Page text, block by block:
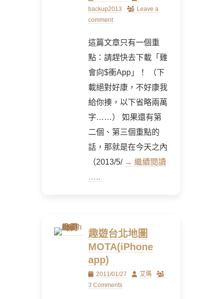
on
backup2013
Leave a
comment
這篇文章只有一個重
點：請趕快去下載「雞
會向$衝App」！ （下
載絕對好康，不好康我
給你揍，以下省略兩萬
字……） 如果還有第
二個、第三個重點的
話，那就是在今天之內
（2013/5/ → 繼續閱讀
…..
趣遊台北地圖
MOTA(iPhone
app)
Posted
on
2011/01/27 Author
艾瑪
3 Comments